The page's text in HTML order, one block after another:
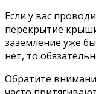
Если у вас
перекрытие
заземление уже
нет, то
Обратите